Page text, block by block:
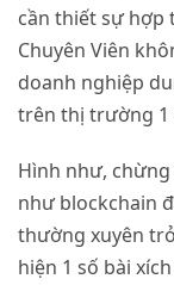
cần thiết sự hợp
Chuyên Viên
doanh nghiệp
trên thị trường 1
Hình như,
như blockchain
thường xuyên
hiện 1 số bài